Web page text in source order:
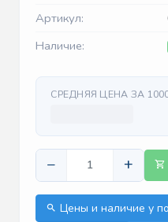
Артикул:
Наличие:
СРЕДНЯЯ ЦЕНА ЗА
− +
Цены и наличие у